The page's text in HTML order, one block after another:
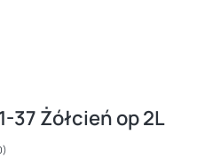
37 Żółcień op 2L